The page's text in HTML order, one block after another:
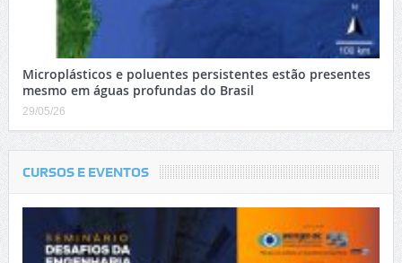
Microplásticos e poluentes persistentes estão presentes
mesmo em águas profundas do Brasil
29/05/26
CURSOS E EVENTOS